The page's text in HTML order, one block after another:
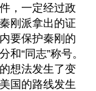
，一定经过政
刚派拿出的证
要保护秦刚的
“同志”称号。
想法发生了变
国的路线发生